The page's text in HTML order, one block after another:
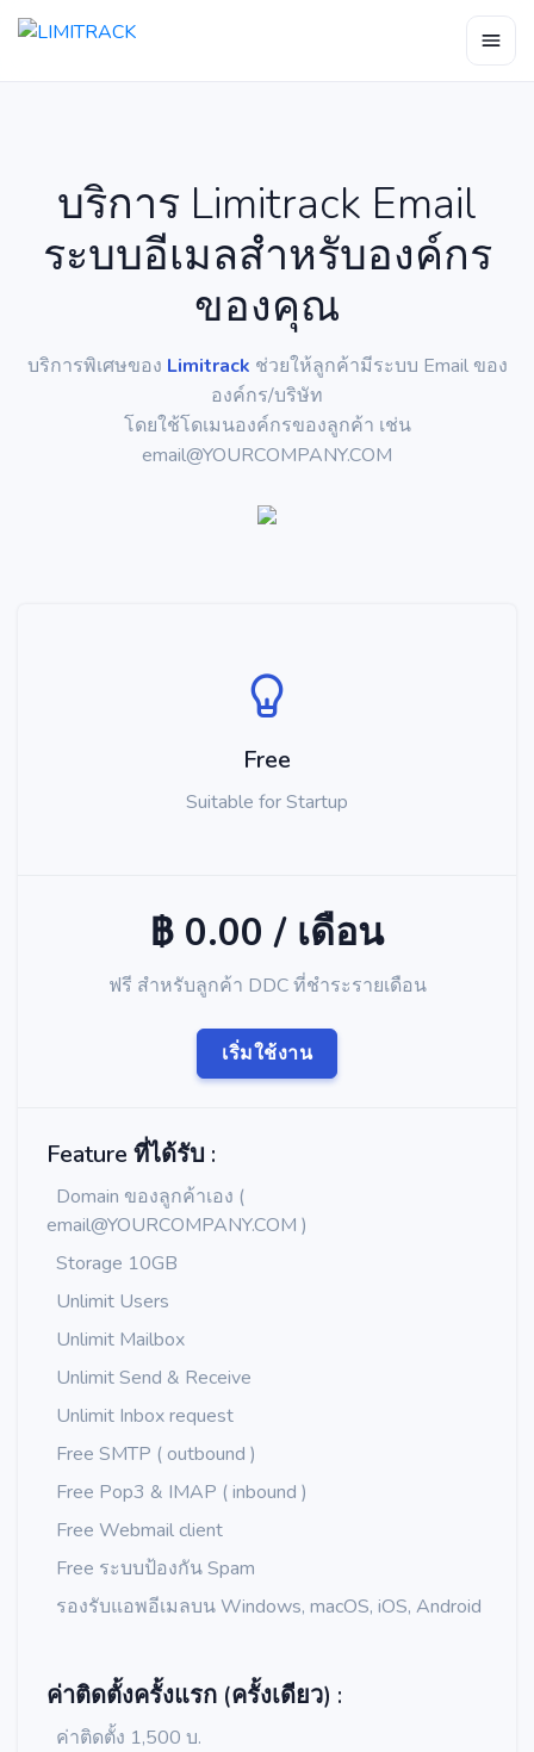
บริการ Limitrack Email
ระบบอีเมลสำหรับองค์กร
ของคุณ
บริการพิเศษของ Limitrack ช่วยให้ลูกค้ามีระบบ Email ของ
องค์กร/บริษัท
โดยใช้โดเมนองค์กรของลูกค้า เช่น
email@YOURCOMPANY.COM
Free
Suitable for Startup
฿ 0.00 / เดือน
ฟรี สำหรับลูกค้า DDC ที่ชำระรายเดือน
เริ่มใช้งาน
Feature ที่ได้รับ :
Domain ของลูกค้าเอง (
email@YOURCOMPANY.COM )
Storage 10GB
Unlimit Users
Unlimit Mailbox
Unlimit Send & Receive
Unlimit Inbox request
Free SMTP ( outbound )
Free Pop3 & IMAP ( inbound )
Free Webmail client
Free ระบบป้องกัน Spam
รองรับแอพอีเมลบน Windows, macOS, iOS, Android
ค่าติดตั้งครั้งแรก (ครั้งเดียว) :
ค่าติดตั้ง 1,500 บ.